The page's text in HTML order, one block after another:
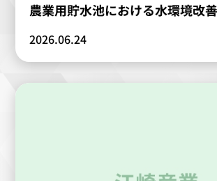
農業用貯水池における水環境改
2026.06.24